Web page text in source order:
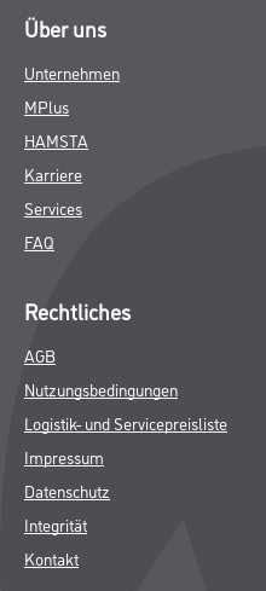
Über uns
Unternehmen
MPlus
HAMSTA
Karriere
Services
FAQ
Rechtliches
AGB
Nutzungsbedingungen
Logistik- und Servicepreisliste
Impressum
Datenschutz
Integrität
Kontakt